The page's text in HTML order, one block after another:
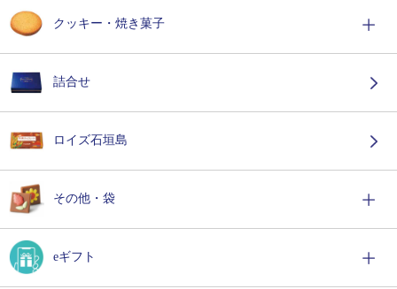
クッキー・焼き菓子
詰合せ
ロイズ石垣島
その他・袋
eギフト